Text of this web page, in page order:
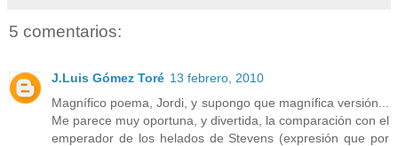
5 comentarios:
J.Luis Gómez Toré 13 febrero, 2010
Magnífico poema, Jordi, y supongo que magnífica versión...
Me parece muy oportuna, y divertida, la comparación con el
emperador de los helados de Stevens (expresión que por